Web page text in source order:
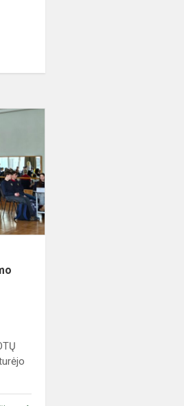
dieną